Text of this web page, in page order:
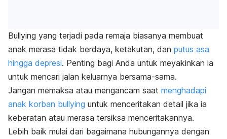
Bullying yang terjadi pada remaja biasanya membuat
anak merasa tidak berdaya, ketakutan, dan putus asa
hingga depresi. Penting bagi Anda untuk meyakinkan ia
untuk mencari jalan keluarnya bersama-sama.
Jangan memaksa atau mengancam saat menghadapi
anak korban bullying untuk menceritakan detail jika ia
keberatan atau merasa tersiksa menceritakannya.
Lebih baik mulai dari bagaimana hubungannya dengan